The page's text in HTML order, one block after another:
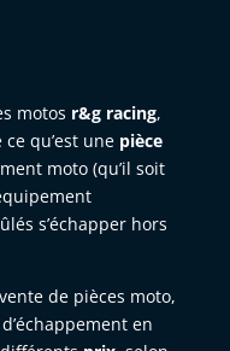
motos r&g racing,
qu’est une pièce
moto (qu’il soit
s’échapper hors
de pièces moto,
en